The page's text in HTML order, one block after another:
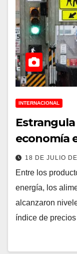
INTERNACIONAL
economía
18 DE JULIO
Entre los
energía, los
alcanzaron
índice de